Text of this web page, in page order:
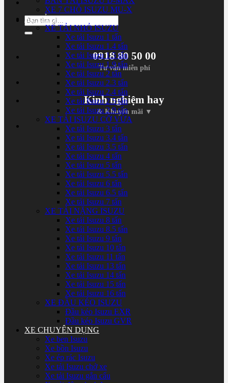
Tìm
kiếm:
0918 80 50 00
Tư vấn miễn phí
Kinh nghiệm hay
& Khuyến mãi ▼
XE 7 CHỖ ISUZU MU-X
XE TẢI ISUZU
XE TẢI NHỎ ISUZU
Xe tải Isuzu 1 tấn
Xe tải Isuzu 1.4 tấn
Xe tải Isuzu 1.5 tấn
Xe tải Isuzu 1.9 tấn
Xe tải Isuzu 2 tấn
Xe tải Isuzu 2.3 tấn
Xe tải Isuzu 2.4 tấn
Xe tải Isuzu 2.5 tấn
Xe tải Isuzu 2.9 tấn
XE TẢI ISUZU CỠ VỪA
Xe tải Isuzu 3 tấn
Xe tải Isuzu 3.4 tấn
Xe tải Isuzu 3.5 tấn
Xe tải Isuzu 4 tấn
Xe tải Isuzu 5 tấn
Xe tải Isuzu 5.5 tấn
Xe tải Isuzu 6 tấn
Xe tải Isuzu 6.5 tấn
Xe tải Isuzu 7 tấn
XE TẢI NẶNG ISUZU
Xe tải Isuzu 8 tấn
Xe tải Isuzu 8.5 tấn
Xe tải Isuzu 9 tấn
Xe tải Isuzu 10 tấn
Xe tải Isuzu 11 tấn
Xe tải Isuzu 13 tấn
Xe tải Isuzu 14 tấn
Xe tải Isuzu 15 tấn
Xe tải Isuzu 16 tấn
XE ĐẦU KÉO ISUZU
Đầu kéo Isuzu EXR
Đầu kéo Isuzu GVR
XE CHUYÊN DỤNG
Xe ben Isuzu
Xe bồn Isuzu
Xe ép rác Isuzu
Xe tải Isuzu chở xe
Xe tải Isuzu gắn cẩu